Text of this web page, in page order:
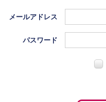
メールアドレス
パスワード